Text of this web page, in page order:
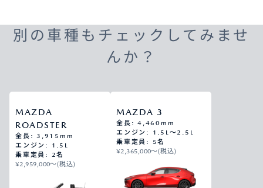
別の車種もチェックしてみませ
んか？
MAZDA
ROADSTER
全長: 3,915mm
エンジン: 1.5L
乗車定員: 2名
¥2,959,000〜(税込)
MAZDA 3
全長: 4,460mm
エンジン: 1.5L～2.5L
乗車定員: 5名
¥2,365,000〜(税込)